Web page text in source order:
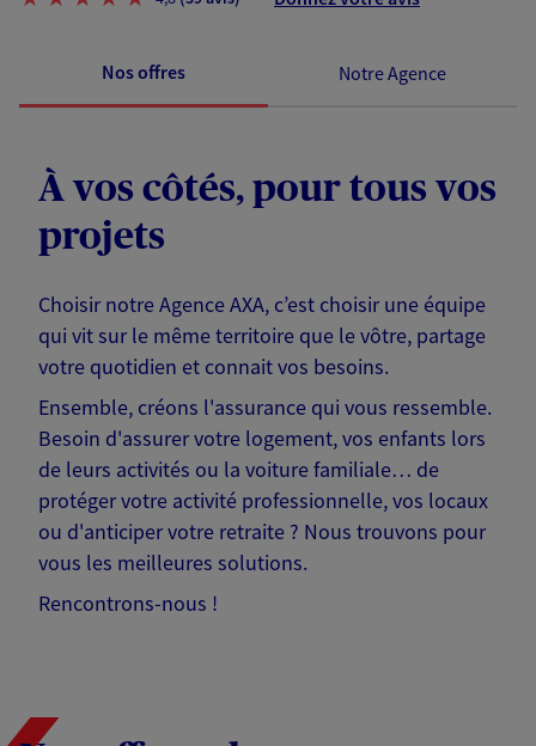
Nos offres Notre Agence
À vos côtés, pour tous vos
projets
Choisir notre Agence AXA, c’est choisir une équipe
qui vit sur le même territoire que le vôtre, partage
votre quotidien et connait vos besoins.
Ensemble, créons l'assurance qui vous ressemble.
Besoin d'assurer votre logement, vos enfants lors
de leurs activités ou la voiture familiale… de
protéger votre activité professionnelle, vos locaux
ou d'anticiper votre retraite ? Nous trouvons pour
vous les meilleures solutions.
Rencontrons-nous !